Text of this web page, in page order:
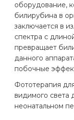
оборудование,
билирубина в
заключается в
спектра с
превращает
данного
побочные
Фототерапия
видимого света
неонатальном